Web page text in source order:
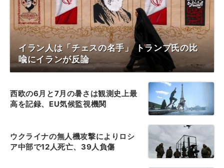
イラン人は「チェスの名手」 トランプ氏の比
喩にイランが反論
西欧の6月と7月の暑さは観測史上最
高を記録、EU気候監視機関
ウクライナの無人機攻撃によりロシ
ア中部で12人死亡、39人負傷